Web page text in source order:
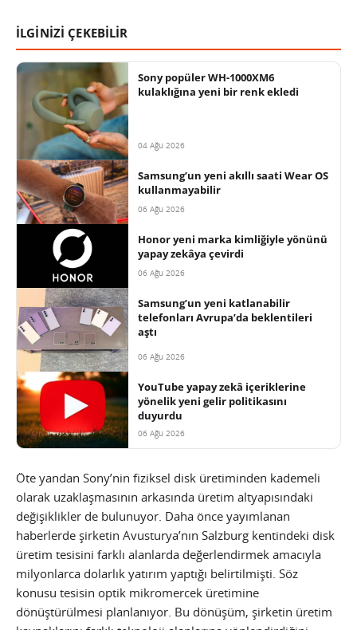
İLGİNİZİ ÇEKEBİLİR
Sony popüler WH-1000XM6
kulaklığına yeni bir renk ekledi
04 Ağu 2026
Samsung’un yeni akıllı saati Wear OS
kullanmayabilir
06 Ağu 2026
Honor yeni marka kimliğiyle yönünü
yapay zekâya çevirdi
06 Ağu 2026
Samsung’un yeni katlanabilir
telefonları Avrupa’da beklentileri
aştı
06 Ağu 2026
YouTube yapay zekâ içeriklerine
yönelik yeni gelir politikasını
duyurdu
06 Ağu 2026
Öte yandan Sony’nin fiziksel disk üretiminden kademeli
olarak uzaklaşmasının arkasında üretim altyapısındaki
değişiklikler de bulunuyor. Daha önce yayımlanan
haberlerde şirketin Avusturya’nın Salzburg kentindeki disk
üretim tesisini farklı alanlarda değerlendirmek amacıyla
milyonlarca dolarlık yatırım yaptığı belirtilmişti. Söz
konusu tesisin optik mikromercek üretimine
dönüştürülmesi planlanıyor. Bu dönüşüm, şirketin üretim